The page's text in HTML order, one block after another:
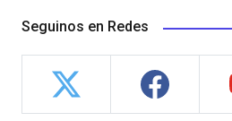
Seguinos en Redes